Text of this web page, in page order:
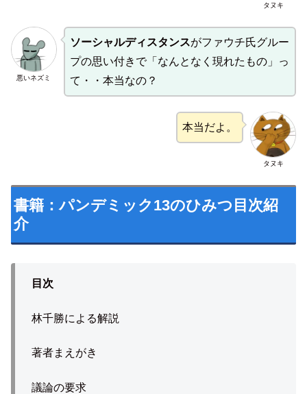
タヌキ
悪いネズミ
ソーシャルディスタンスがファウチ氏グルー
プの思い付きで「なんとなく現れたもの」っ
て・・本当なの？
タヌキ
本当だよ。
書籍：パンデミック13のひみつ目次紹
介
目次
林千勝による解説
著者まえがき
議論の要求